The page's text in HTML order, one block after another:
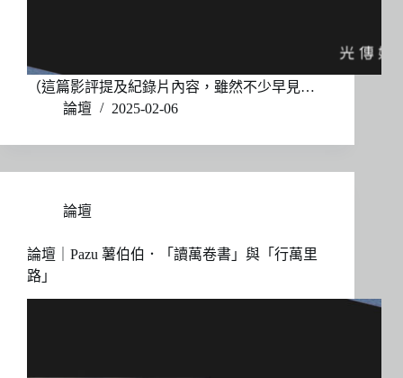
（這篇影評提及紀錄片內容，雖然不少早見…
論壇
2025-02-06
論壇
論壇｜Pazu 薯伯伯．「讀萬卷書」與「行萬里
路」